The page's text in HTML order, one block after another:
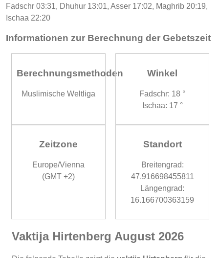
Fadschr 03:31, Dhuhur 13:01, Asser 17:02, Maghrib 20:19,
Ischaa 22:20
Informationen zur Berechnung der Gebetszeit
Berechnungsmethoden
Muslimische Weltliga
Winkel
Fadschr: 18 °
Ischaa: 17 °
Zeitzone
Europe/Vienna
(GMT +2)
Standort
Breitengrad:
47.916698455811
Längengrad:
16.166700363159
Vaktija Hirtenberg August 2026